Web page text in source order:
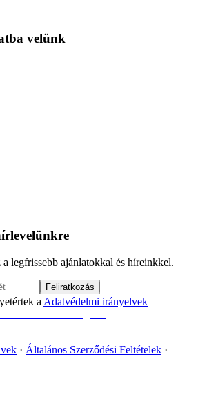
velünk
legfrissebb ajánlatokkal és híreinkkel.
Feliratkozás
a Adatvédelmi irányelvek
· Általános Szerződési Feltételek ·